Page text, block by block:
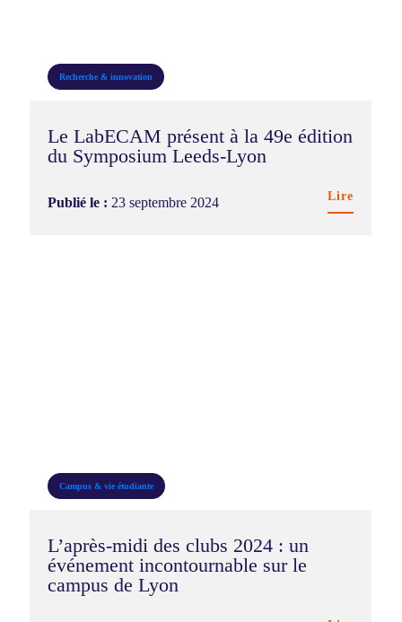
Recherche & innovation
Le LabECAM présent à la 49e édition
du Symposium Leeds-Lyon
Publié le : 23 septembre 2024 Lire
Campus & vie étudiante
L’après-midi des clubs 2024 : un
événement incontournable sur le
campus de Lyon